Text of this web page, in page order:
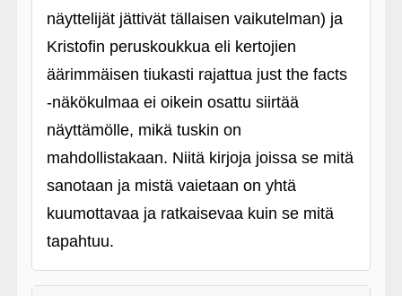
näyttelijät jättivät tällaisen vaikutelman) ja
Kristofin peruskoukkua eli kertojien
äärimmäisen tiukasti rajattua just the facts
‑näkökulmaa ei oikein osattu siirtää
näyttämölle, mikä tuskin on
mahdollistakaan. Niitä kirjoja joissa se mitä
sanotaan ja mistä vaietaan on yhtä
kuumottavaa ja ratkaisevaa kuin se mitä
tapahtuu.